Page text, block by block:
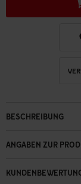
BESCHREIBUNG
ANGABEN ZUR